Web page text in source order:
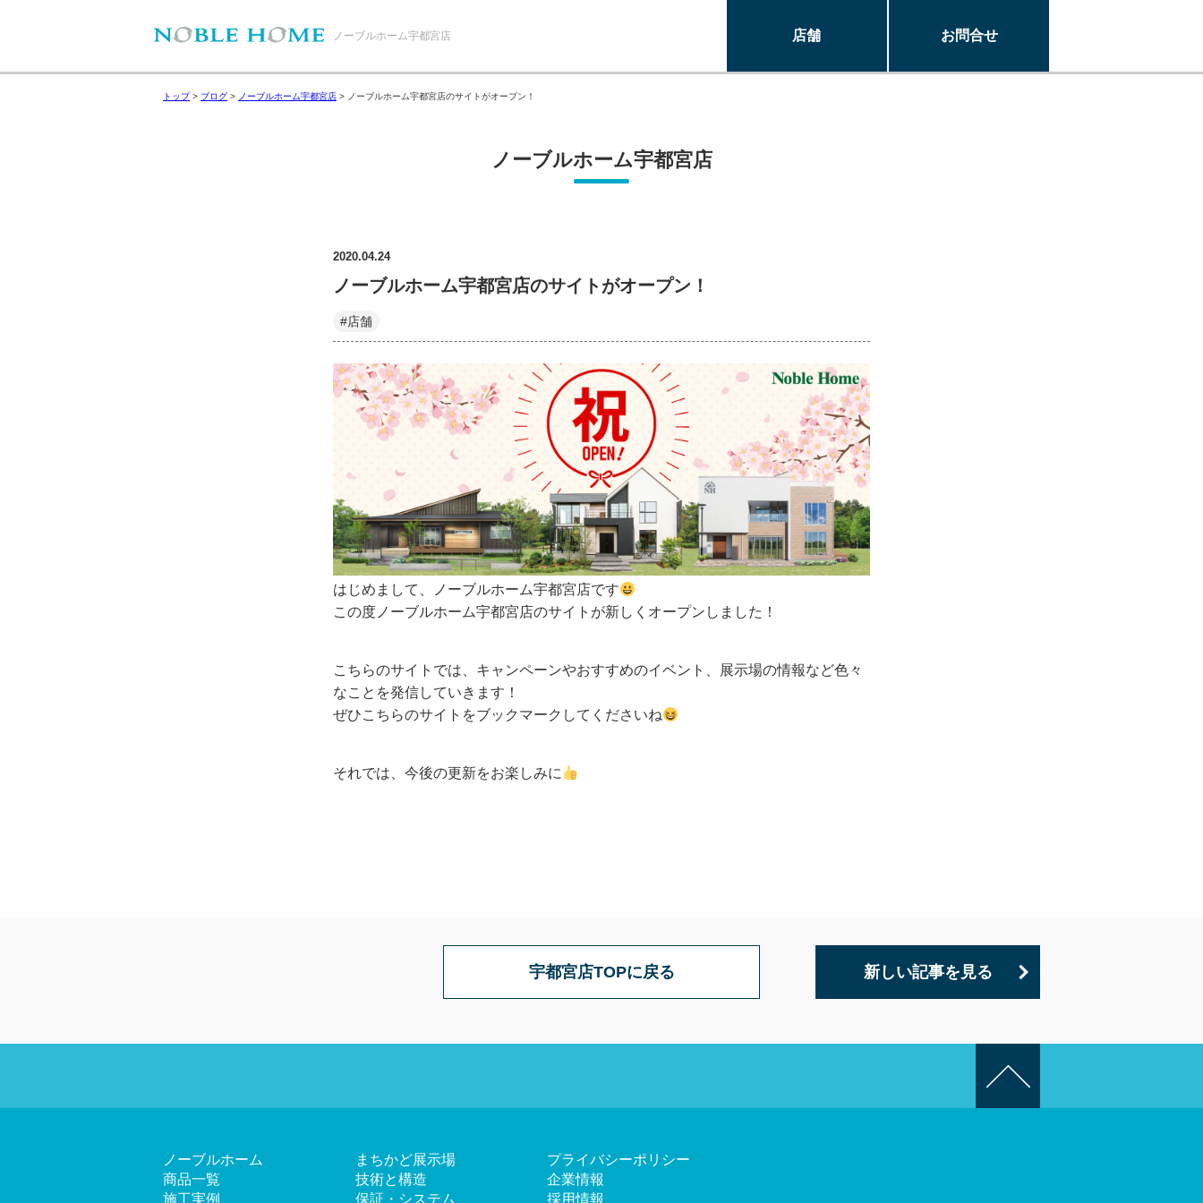
ノーブルホーム宇都宮店 店舗 お問合せ
トップ> ブログ > ノーブルホーム宇都宮店 > ノーブルホーム宇都宮店のサイトがオープン！
ノーブルホーム宇都宮店
2020.04.24
ノーブルホーム宇都宮店のサイトがオープン！
#店舗
はじめまして、ノーブルホーム宇都宮店です
この度ノーブルホーム宇都宮店のサイトが新しくオープンしました！
こちらのサイトでは、キャンペーンやおすすめのイベント、展示場の情報など色々
なことを発信していきます！
ぜひこちらのサイトをブックマークしてくださいね
それでは、今後の更新をお楽しみに
新しい記事を見る
宇都宮店TOPに戻る
ノーブルホーム
商品一覧
施工実例
まちかど展示場
技術と構造
保証・システム
プライバシーポリシー
企業情報
採用情報